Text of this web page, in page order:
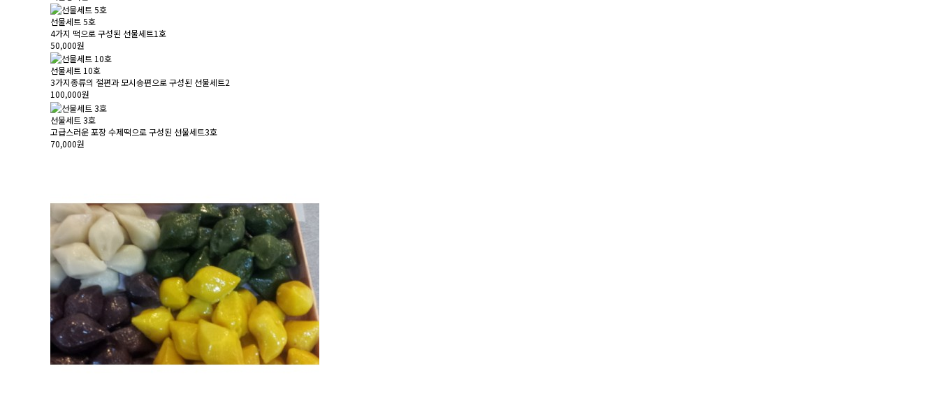
선물세트 5호
4가지 떡으로 구성된 선물세트1호
50,000원
선물세트 10호
3가지종류의 절편과 모시송편으로 구성된 선물세트2
100,000원
선물세트 3호
고급스러운 포장 수제떡으로 구성된 선물세트3호
70,000원